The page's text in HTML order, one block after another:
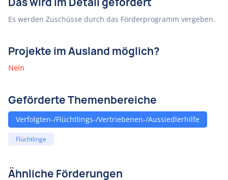
Es werden Zuschüsse durch das Förderprogramm vergeben.
Projekte im Ausland möglich?
Nein
Geförderte Themenbereiche
Verfolgten-/Flüchtlings-/Vertriebenen-/Aussiedlerhilfe
Flüchtlinge
Ähnliche Förderungen